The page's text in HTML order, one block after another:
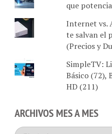
que
Internet vs.
te salvan el
(Precios y
SimpleTV:
Básico (72),
HD (211)
ARCHIVOS MES A MES
Archivos